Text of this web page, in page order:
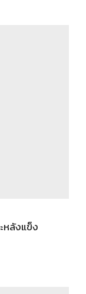
หลังแข็ง